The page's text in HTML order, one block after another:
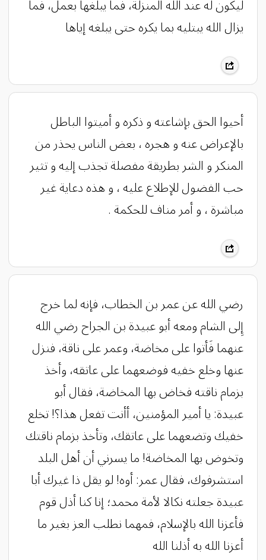
يزال الله يبتليه بما يكره حتى يبلغه إياها
أحيوا الحق بإشاعته و ذكره و أميتوا الباطل
بالإعراض عنه و هجره ، بعض الناس يحذر من
المنكر و الشر بطريقة مفصلة تجذب إليه و تثير
حب الفضول للإطلاع عليه ، و هذه دعاية غير
مباشرة ، و أمر مناف للحكمة .
رضي الله عن عمر بن الخطاب، فإنه لما خرج
إِلى الشام ومعه أبو عبيدة بن الجراح رضي الله
عنهما فَأتوا على مخاضة، وعمر على ناقة، فنزل
عنها وخلع خفيه فوضعهما على عاتقه، وأخذ
بزمام ناقته فخاض بها المخاضة، فقال أبو
عبيدة: يا أمير المؤمنين، أأنت تفعل هذا؟! تخلع
خفيك وتضعهما على عاتقك، وتأخذ بزمام ناقتك
وتخوض بها المخاضة! ما يسرني أن أهل البلد
استشرفوك، فقال عمر: أوه! لو يقل ذا غيرك أبا
عبيدة جعلته نكالا لأمة محمد؛ إنا كنا أذل قوم
فأعزنا الله بالإسلام، فمهما نطلب العز بغير ما
أعزنا الله به أذلنا الله